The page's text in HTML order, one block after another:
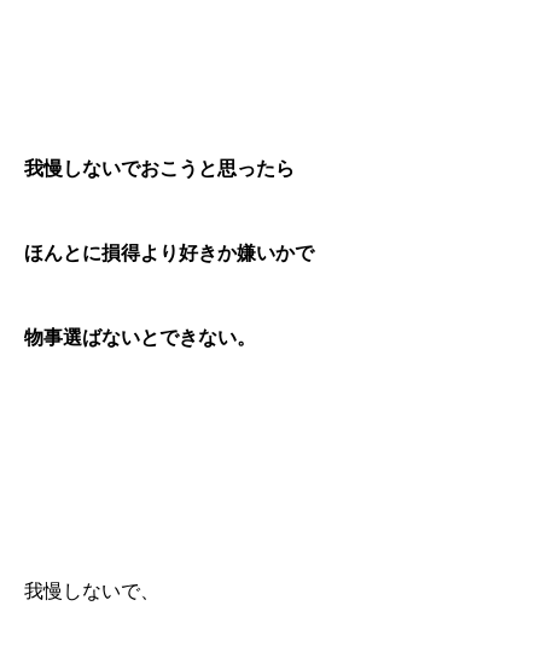
我慢しないでおこうと思ったら
ほんとに損得より好きか嫌いかで
物事選ばないとできない。
我慢しないで、